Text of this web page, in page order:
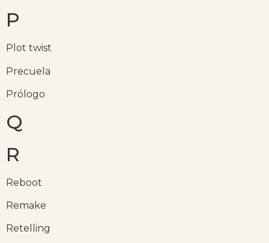
P
Plot twist
Precuela
Prólogo
Q
R
Reboot
Remake
Retelling